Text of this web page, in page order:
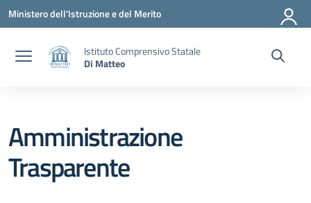
Vai ai contenuti
Vai al menu di navigazione
Vai al footer
Ministero dell'Istruzione e del Merito
Istituto Comprensivo Statale
Di Matteo
Amministrazione
Trasparente